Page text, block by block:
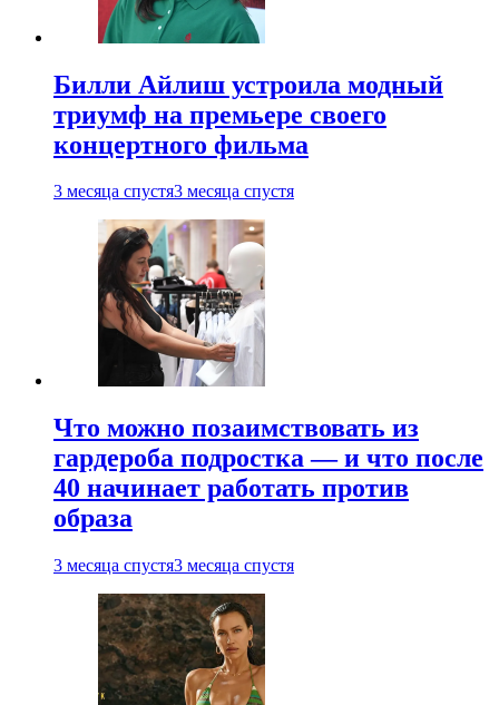
Билли Айлиш устроила модный
триумф на премьере своего
концертного фильма
3 месяца спустя3 месяца спустя
Что можно позаимствовать из
гардероба подростка — и что после
40 начинает работать против
образа
3 месяца спустя3 месяца спустя